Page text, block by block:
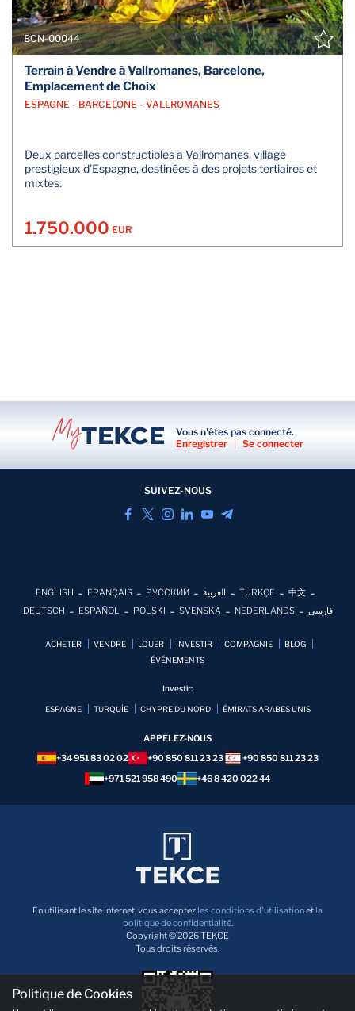
BCN-00044
Terrain à Vendre à Vallromanes, Barcelone,
Emplacement de Choix
ESPAGNE - BARCELONE - VALLROMANES
Deux parcelles constructibles à Vallromanes, village
prestigieux d’Espagne, destinées à des projets tertiaires et
mixtes.
1.750.000 EUR
Vous n'êtes pas connecté.
Enregistrer
Se connecter
SUIVEZ-NOUS
ENGLISH FRANÇAIS РУССКИЙ العربية TÜRKÇE
中文
DEUTSCH
ESPAÑOL POLSKI SVENSKA NEDERLANDS فارسی
ACHETER VENDRE LOUER INVESTIR COMPAGNIE
BLOG
ÉVÉNEMENTS
Investir:
ESPAGNE TURQUİE CHYPRE DU NORD ÉMIRATS ARABES UNIS
APPELEZ-NOUS
+34 951 83 02 02
+90 850 811 23 23
+90 850 811 23 23
+971 521 958 490
+46 8 420 022 44
En utilisant le site internet, vous acceptez les conditions d'utilisationet la
politique de confidentialité.
Copyright © 2026 TEKCE
Tous droits réservés.
Politique de Cookies